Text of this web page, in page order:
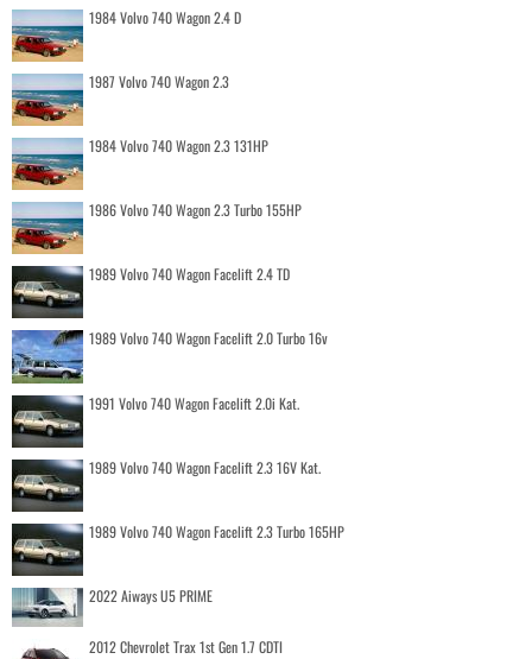
1984 Volvo 740 Wagon 2.4 D
1987 Volvo 740 Wagon 2.3
1984 Volvo 740 Wagon 2.3 131HP
1986 Volvo 740 Wagon 2.3 Turbo 155HP
1989 Volvo 740 Wagon Facelift 2.4 TD
1989 Volvo 740 Wagon Facelift 2.0 Turbo 16v
1991 Volvo 740 Wagon Facelift 2.0i Kat.
1989 Volvo 740 Wagon Facelift 2.3 16V Kat.
1989 Volvo 740 Wagon Facelift 2.3 Turbo 165HP
2022 Aiways U5 PRIME
2012 Chevrolet Trax 1st Gen 1.7 CDTI